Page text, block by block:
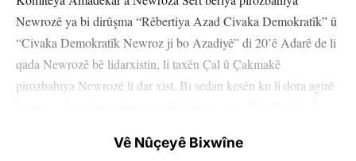
Newrozê ya bi dirûşma “Rêbertiya Azad Civaka Demokratîk” û
“Civaka Demokratîk Newroz ji bo Azadiyê” di 20’ê Adarê de li
qada Newrozê bê lidarxistin, li taxên Çal û Çakmakê
pîrozbahiya Newrozê li dar xist. Bi sedan kesên ku li dora agirê
Vê Nûçeyê Bixwîne